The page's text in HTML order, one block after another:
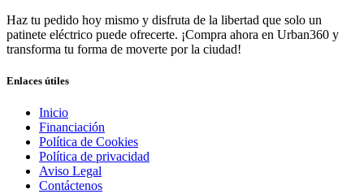
Haz tu pedido hoy mismo y disfruta de la libertad que solo un
patinete eléctrico puede ofrecerte. ¡Compra ahora en Urban360 y
transforma tu forma de moverte por la ciudad!
Enlaces útiles
Inicio
Financiación
Política de Cookies
Política de privacidad
Aviso Legal
Contáctenos